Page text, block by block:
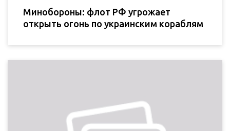
Минобороны: флот РФ угрожает
открыть огонь по украинским кораблям